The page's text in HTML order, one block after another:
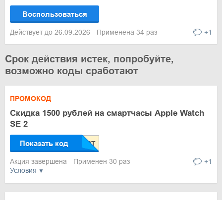
Воспользоваться
Действует до 26.09.2026 Применена 34 раз +1
Срок действия истек, попробуйте,
возможно коды сработают
Условия
ПРОМОКОД
Скидка 1500 рублей на смартчасы Apple Watch
SE 2
Показать код
Акция завершена Применен 30 раз +1